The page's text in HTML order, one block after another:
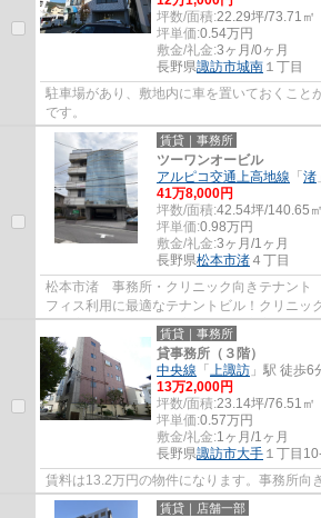
坪数/面積:22.29坪/73.71㎡
坪単価:0.54万円
敷金/礼金:3ヶ月/0ヶ月
長野県諏訪市城南 １丁目
駐車場があり、敷地内に車を置いておくこと
です。
賃貸｜事務所
ツーワンオービル
アルピコ交通上高地線 「渚
41万8,000円
坪数/面積:42.54坪/140.65㎡
坪単価:0.98万円
敷金/礼金:3ヶ月/1ヶ月
長野県松本市渚 ４丁目
松本市渚 事務所・クリニック向きテナント 【おすすめポイント】 ✔ オ
フィス利用に最適なテナントビル！クリニッ
給湯室・エレベーター完備で設備充実 ✔ ...
賃貸｜事務所
貸事務所（３階）
中央線 「 上諏訪 」駅 徒歩6
13万2,000円
坪数/面積:23.14坪/76.51㎡
坪単価:0.57万円
敷金/礼金:1ヶ月/1ヶ月
長野県諏訪市大手 １丁目
賃料は13.2万円の物件になります。事務所向
賃貸｜店舗一部